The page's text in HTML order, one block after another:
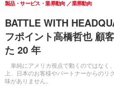
BATTLE WITH
フポイント高橋哲也 顧
た 20 年
単純にアメリカ視点で動くのではなく
上、日本のお客様やパートナーからの
味がありません。
製品・サービス・業界動向 業界動向